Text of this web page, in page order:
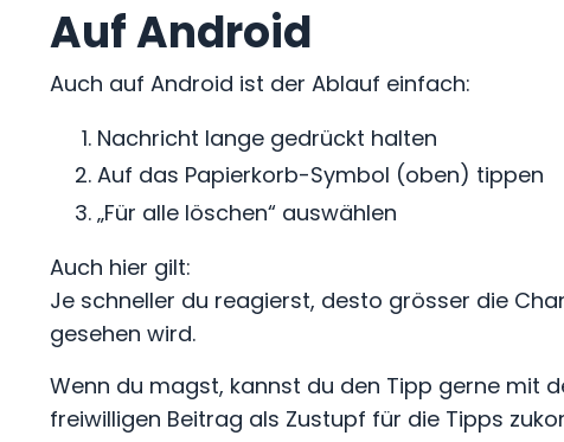
Auf Android
Auch auf Android ist der Ablauf einfach:
Nachricht lange gedrückt halten
Auf das Papierkorb-Symbol (oben) tippen
„Für alle löschen“ auswählen
Auch hier gilt:
Je schneller du reagierst, desto grösser die
gesehen wird.
Wenn du magst, kannst du den Tipp gerne mit
freiwilligen Beitrag als Zustupf für die Tipps